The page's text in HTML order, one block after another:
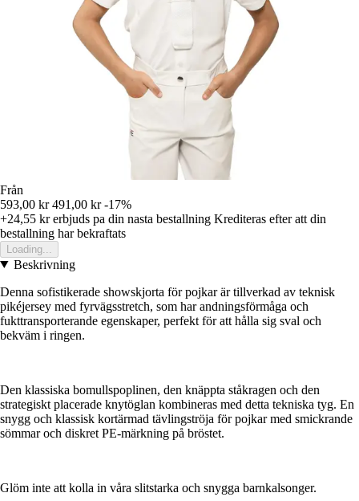
Från
593,00 kr 491,00 kr -17%
+24,55 krerbjuds pa din nasta bestallning Krediteras efter att din
bestallning har bekraftats
Loading...
Beskrivning
Denna sofistikerade showskjorta för pojkar är tillverkad av teknisk
pikéjersey med fyrvägsstretch, som har andningsförmåga och
fukttransporterande egenskaper, perfekt för att hålla sig sval och
bekväm i ringen.
Den klassiska bomullspoplinen, den knäppta ståkragen och den
strategiskt placerade knytöglan kombineras med detta tekniska tyg. En
snygg och klassisk kortärmad tävlingströja för pojkar med smickrande
sömmar och diskret PE-märkning på bröstet.
Glöm inte att kolla in våra slitstarka och snygga barnkalsonger.